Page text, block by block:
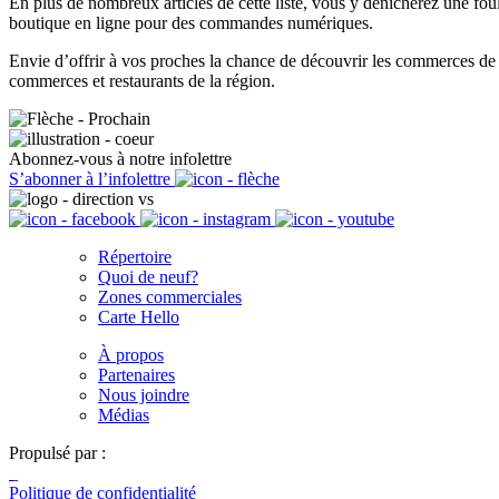
boutique en ligne pour des commandes numériques.
Envie d’offrir à vos proches la chance de découvrir les commerces
commerces et restaurants de la région.
Abonnez-vous à notre infolettre
S’abonner à l’infolettre
Répertoire
Quoi de neuf?
Zones commerciales
Carte Hello
À propos
Partenaires
Nous joindre
Médias
Propulsé par :
Politique de confidentialité